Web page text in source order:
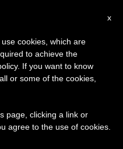
x
cookies, which are
to achieve the
If you want to know
or some of the cookies,
page, clicking a link or
agree to the use of cookies.